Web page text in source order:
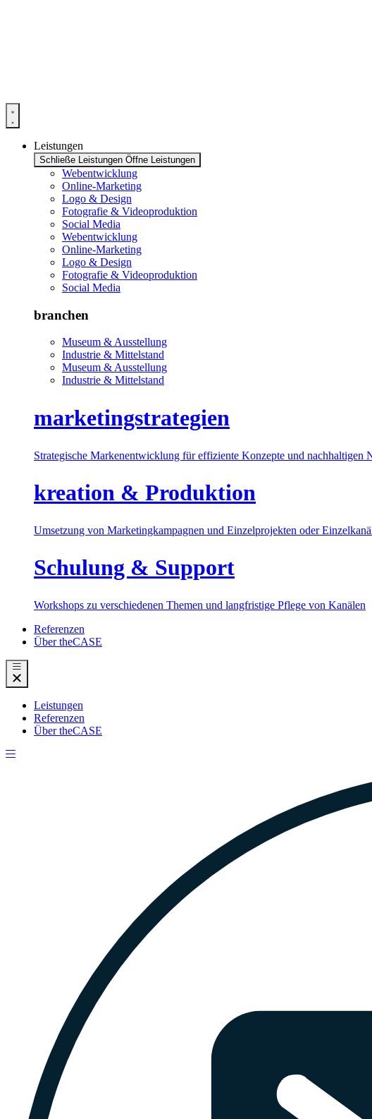
Leistungen
Schließe Leistungen Öffne Leistungen
Webentwicklung
Online-Marketing
Logo & Design
Fotografie & Videoproduktion
Social Media
Webentwicklung
Online-Marketing
Logo & Design
Fotografie & Videoproduktion
Social Media
branchen
Museum & Ausstellung
Industrie & Mittelstand
Museum & Ausstellung
Industrie & Mittelstand
marketingstrategien
Strategische Markenentwicklung für effiziente Konzepte und nachhaltigen
kreation & Produktion
Umsetzung von Marketingkampagnen und Einzelprojekten oder
Schulung & Support
Workshops zu verschiedenen Themen und langfristige Pflege von Kanälen
Referenzen
Über theCASE
Leistungen
Referenzen
Über theCASE